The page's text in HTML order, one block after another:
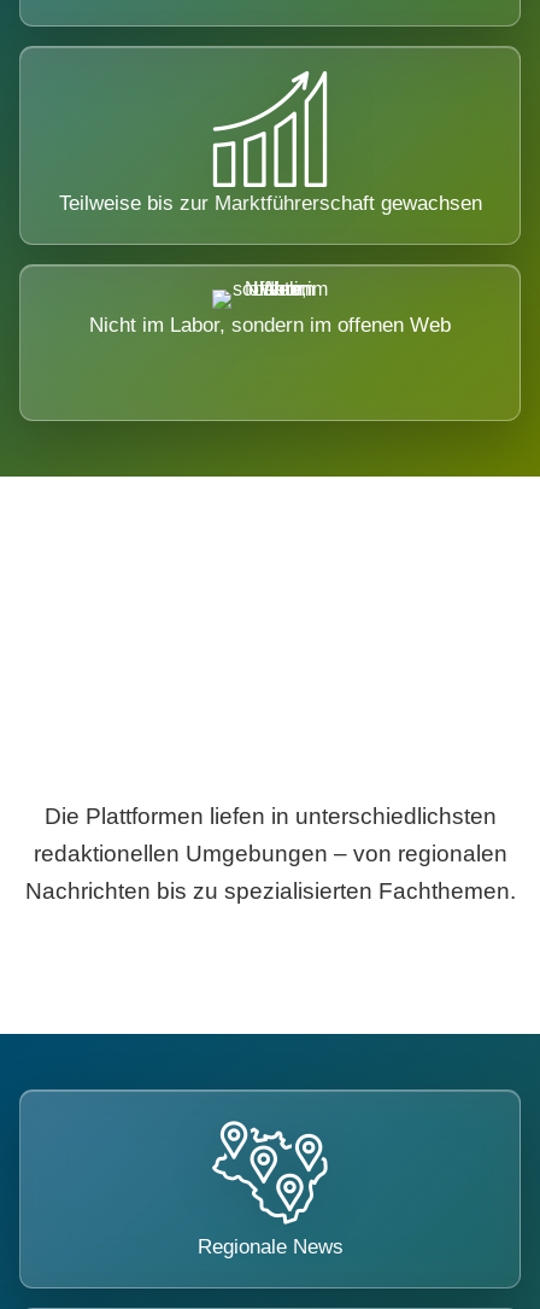
Teilweise bis zur Marktführerschaft gewachsen
Nicht im Labor, sondern im offenen Web
Die Plattformen liefen in unterschiedlichsten
redaktionellen Umgebungen – von regionalen
Nachrichten bis zu spezialisierten Fachthemen.
Regionale News